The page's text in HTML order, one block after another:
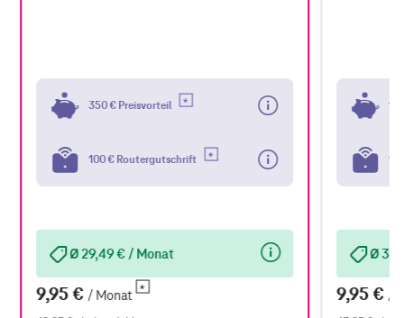
350 € Preisvorteil
100 € Routergutschrift
9,95 € / Monat
Ø 29,49 € / Monat
9,95 € /
Ø